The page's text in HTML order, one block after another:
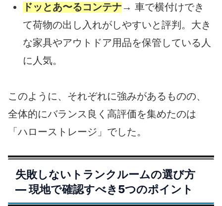
ドッとあ〜るコンテナ → 車で横付けでき
て荷物の出し入れがしやすいと評判。大き
な家具やアウトドア用品を保管している人
に人気。
このように、それぞれに強みがあるものの、
全体的にバランス良く高評価を集めたのは
「ハローストレージ」でした。
失敗しないトランクルームの選び方
― 現地で確認すべき5つのポイント